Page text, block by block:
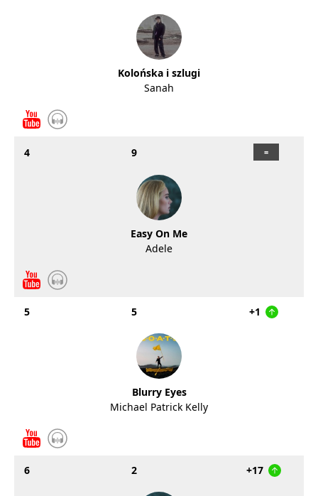
Kolońska i szlugi
Sanah
4 9
Easy On Me
Adele
5 5 +1
Blurry Eyes
Michael Patrick Kelly
6 2 +17